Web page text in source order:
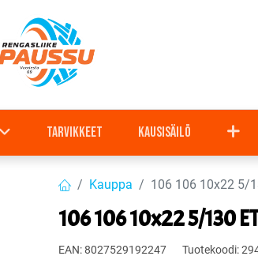
Tarvikkeet Kausisäilö
Kauppa 106 106 10x22 5/
106 106 10x22 5/130
EAN:8027529192247 Tuotekoodi: